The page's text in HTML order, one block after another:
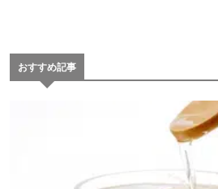
おすすめ記事